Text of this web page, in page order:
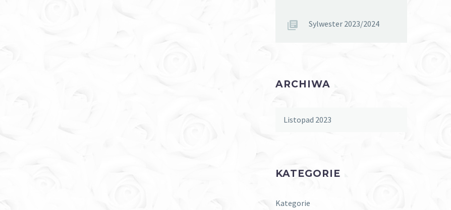
Sylwester 2023/2024
ARCHIWA
Listopad 2023
KATEGORIE
Kategorie